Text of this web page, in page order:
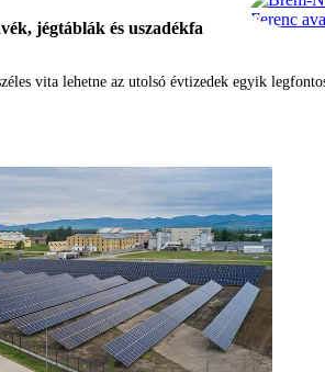
jégtáblák és uszadékfa
vita lehetne az utolsó évtizedek egyik